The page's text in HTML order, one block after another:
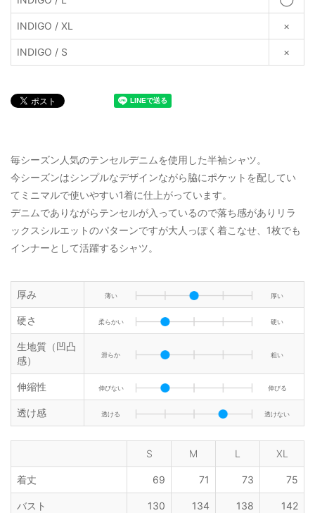
INDIGO / XL ×
INDIGO / S ×
毎シーズン人気のテンセルデニムを使用した半袖シャツ。
今シーズンはシンプルなデザインながら脇にポケットを配してい
てミニマルで使いやすい1着に仕上がっています。
デニムでありながらテンセルが入っているので落ち感がありリラ
ックスシルエットのパターンですが大人っぽく着こなせ、1枚でも
インナーとして活躍するシャツ。
厚み 薄い 厚い
硬さ 柔らかい 硬い
生地質（凹凸
感）
滑らか 粗い
伸縮性 伸びない 伸びる
透け感 透ける 透けない
S M L XL
着丈 69 71 73 75
バスト 130 134 138 142